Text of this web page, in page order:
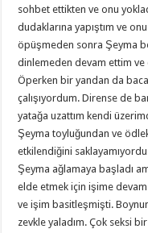
sohbet ettikten ve onu
dudaklarına yapıştım ve
öpüşmeden sonra Şeyma
dinlemeden devam ettim ve
Öperken bir yandan da
çalışıyordum. Dirense de
yatağa uzattım kendi
Şeyma toyluğundan ve
etkilendiğini
Şeyma ağlamaya başladı
elde etmek için işime
ve işim basitleşmişti.
zevkle yaladım. Çok seksi